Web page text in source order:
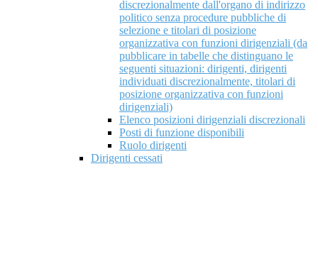
discrezionalmente dall'organo di indirizzo
politico senza procedure pubbliche di
selezione e titolari di posizione
organizzativa con funzioni dirigenziali (da
pubblicare in tabelle che distinguano le
seguenti situazioni: dirigenti, dirigenti
individuati discrezionalmente, titolari di
posizione organizzativa con funzioni
dirigenziali)
Elenco posizioni dirigenziali discrezionali
Posti di funzione disponibili
Ruolo dirigenti
Dirigenti cessati